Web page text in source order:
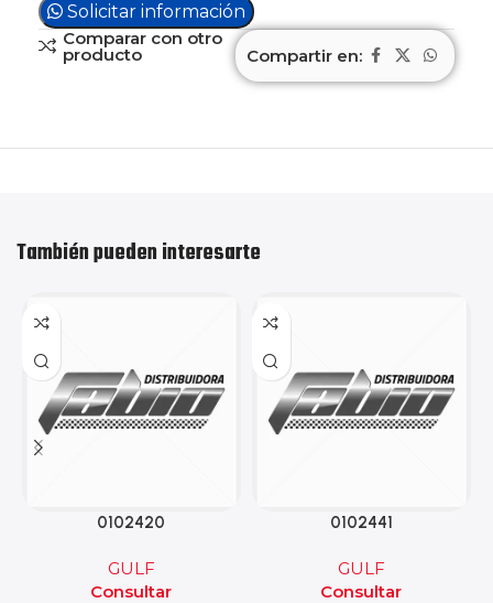
Solicitar información
Comparar con otro
producto Compartir en:
También pueden interesarte
0102420
GULF
Consultar
0102441
GULF
Consultar